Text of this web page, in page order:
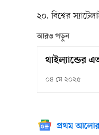
২০. বিশ্বের
আরও পড়ুন
থাইল্যান্ডের
০৪ মে ২০২৫
প্রথম